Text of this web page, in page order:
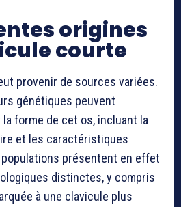
origines
courte
provenir de sources variées.
génétiques peuvent
forme de cet os, incluant la
et les caractéristiques
présentent en effet
distinctes, y compris
à une clavicule plus